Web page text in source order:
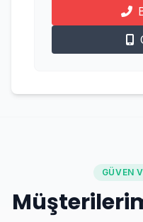
GÜVEN